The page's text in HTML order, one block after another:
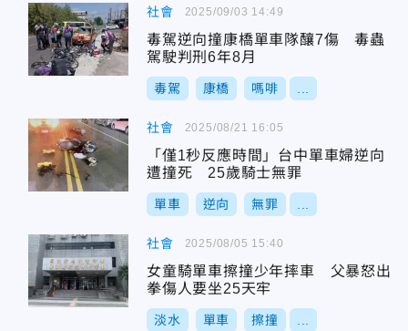
社會
毒駕逆向撞康橋單車隊釀7傷 毒蟲
駕駛判刑6年8月
毒駕 康橋 嗎啡
2025/09/03 14:49
社會
「僅1秒反應時間」台中單車婦逆向
遭撞死 25歲騎士無罪
單車 逆向 無罪
2025/08/21 16:05
社會
女童騎單車擦撞少年摔車 父暴怒出
拳傷人要坐25天牢
淡水 單車 擦撞
2025/08/05 15:40